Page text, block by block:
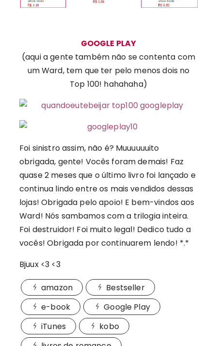
GOOGLE PLAY
(aqui a gente também não se contenta com
um Ward, tem que ter pelo menos dois no
Top 100! hahahaha)
Foi sinistro assim, não é? Muuuuuuito
obrigada, gente! Vocês foram demais! Faz
quase 2 meses que o último livro foi lançado e
continua lindo entre os mais vendidos dessas
lojas! Obrigada pelo apoio! E bem-vindos aos
Ward! Nós sambamos com a trilogia inteira.
Foi destruidor! Foi muito legal! Dedico tudo a
vocês! Obrigada por continuarem lendo! *.*
Bjuux <3 <3
amazon
Bestseller
e-book
Google Play
iTunes
kobo